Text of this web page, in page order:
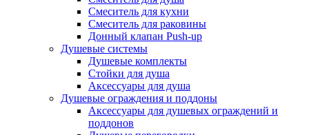
Смеситель для кухни
Смеситель для раковины
Донный клапан Push-up
Душевые системы
Душевые комплекты
Стойки для душа
Аксессуары для душа
Душевые ограждения и поддоны
Аксессуары для душевых ограждений и
поддонов